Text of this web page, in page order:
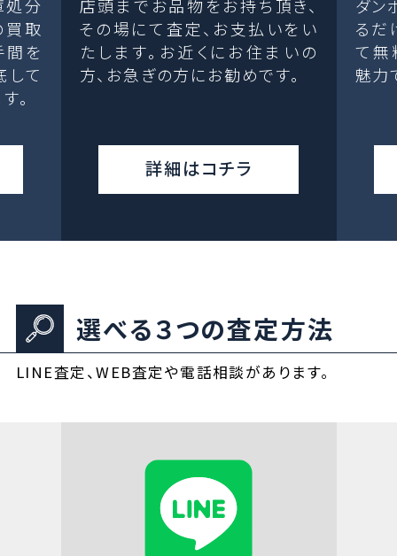
処分
取
間を
して
。
店頭までお品物をお持ち頂き、
その場にて査定、お支払いをい
たします。お近くにお住まいの
方、お急ぎの方にお勧めです。
詳細はコチラ
ダン
るだ
て無
魅力
選べる３つの査定方法
LINE査定、WEB査定や電話相談があります。